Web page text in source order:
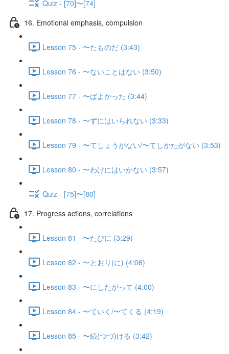
Quiz - [70]〜[74]
16. Emotional emphasis, compulsion
Lesson 75 - 〜たものだ (3:43)
Lesson 76 - 〜ないことはない (3:50)
Lesson 77 - 〜ばよかった (3:44)
Lesson 78 - 〜ずにはいられない (3:33)
Lesson 79 - 〜てしょうがない/〜てしかたがない (3:53)
Lesson 80 - 〜わけにはいかない (3:57)
Quiz - [75]〜[80]
17. Progress actions, correlations
Lesson 81 - 〜たびに (3:29)
Lesson 82 - 〜とおり(に) (4:06)
Lesson 83 - 〜にしたがって (4:00)
Lesson 84 - 〜ていく/〜てくる (4:19)
Lesson 85 - 〜続(つづ)ける (3:42)